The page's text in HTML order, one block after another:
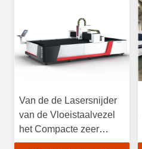
Van de de Lasersnijder
van de Vloeistaalvezel
het Compacte zeer
Sterke Zachte Optische